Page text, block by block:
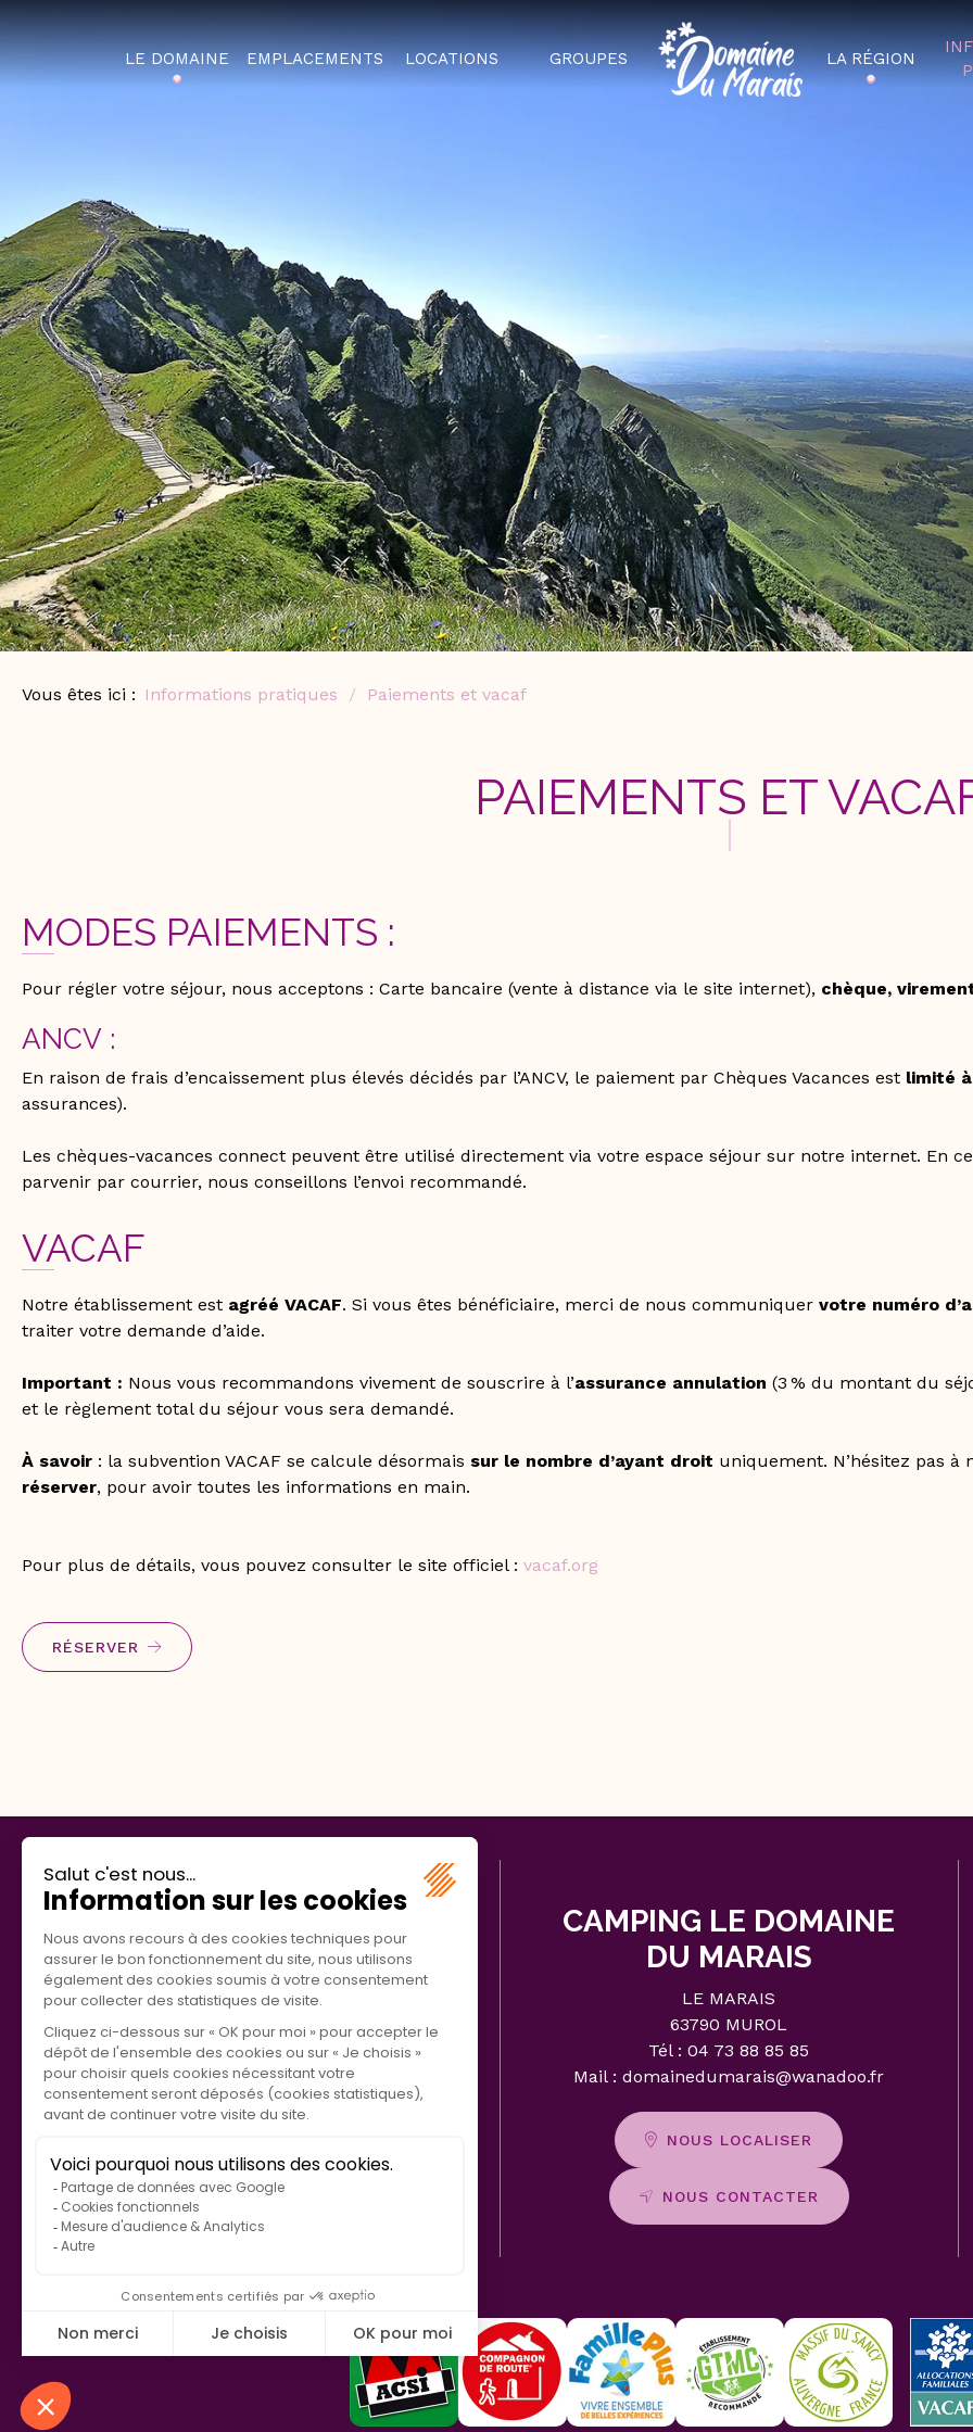
LE DOMAINE EMPLACEMENTS LOCATIONS GROUPES LA RÉGION
Vous êtes ici : Informations pratiques Paiements et vacaf
PAIEMENTS ET
MODES PAIEMENTS :
Pour régler votre séjour, nous acceptons : Carte bancaire (vente à distance via le site internet), chèque,
ANCV :
En raison de frais d’encaissement plus élevés décidés par l’ANCV, le paiement par Chèques Vacances est limité
assurances).
Les chèques-vacances connect peuvent être utilisé directement via votre espace séjour sur notre internet. En
parvenir par courrier, nous conseillons l’envoi recommandé.
VACAF
Notre établissement est agréé VACAF. Si vous êtes bénéficiaire, merci de nous communiquer votre numéro
traiter votre demande d’aide.
Important : Nous vous recommandons vivement de souscrire à l’assurance annulation (3 % du montant du
et le règlement total du séjour vous sera demandé.
À savoir : la subvention VACAF se calcule désormais sur le nombre d’ayant droit uniquement. N’hésitez pas
réserver, pour avoir toutes les informations en main.
Pour plus de détails, vous pouvez consulter le site officiel : vacaf.org
RÉSERVER
CAMPING LE DOMAINE
DU MARAIS
LE MARAIS
63790 MUROL
Tél :04 73 88 85 85
Mail :domainedumarais@wanadoo.fr
NOUS LOCALISER
NOUS CONTACTER